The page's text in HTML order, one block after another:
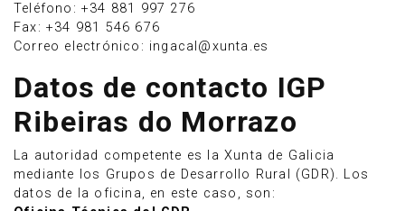
Teléfono: +34 881 997 276
Fax: +34 981 546 676
Correo electrónico: ingacal@xunta.es
Datos de contacto IGP
Ribeiras do Morrazo
La autoridad competente es la Xunta de Galicia
mediante los Grupos de Desarrollo Rural (GDR). Los
datos de la oficina, en este caso, son: